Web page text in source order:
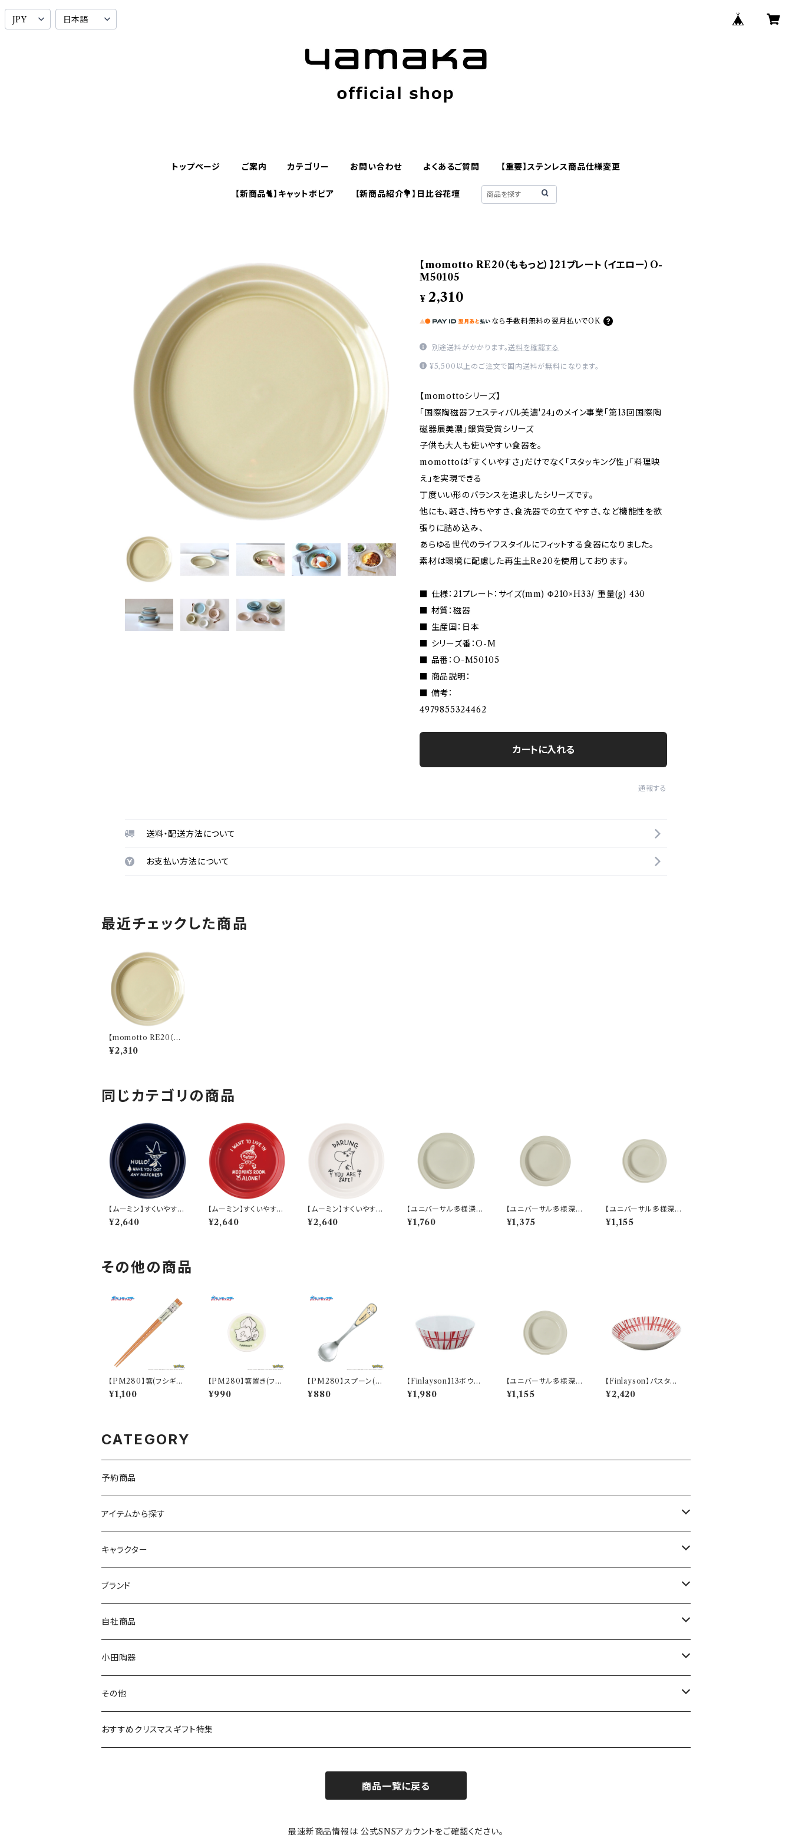
トップページ ご案内 カテゴリー お問い合わせ よくあるご質問 【重要】ステンレス商品仕様変更
【新商品🐈】キャットポピア 【新商品紹介💐】日比谷花壇
【momotto RE20（ももっと）】21プレート（イエロー）O-
M50105
¥ 2,310
なら 手数料無料の 翌月払いでOK
別途送料がかかります。送料を確認する
¥5,500以上のご注文で国内送料が無料になります。
【momottoシリーズ】
「国際陶磁器フェスティバル美濃'24」のメイン事業「第13回国際陶
磁器展美濃」銀賞受賞シリーズ
子供も大人も使いやすい食器を。
momottoは「すくいやすさ」だけでなく「スタッキング性」「料理映
え」を実現できる
丁度いい形のバランスを追求したシリーズです。
他にも、軽さ、持ちやすさ、食洗器での立てやすさ、など機能性を欲
張りに詰め込み、
あらゆる世代のライフスタイルにフィットする食器になりました。
素材は環境に配慮した再生土Re20を使用しております。
■ 仕様：21プレート：サイズ(mm) Φ210×H33/ 重量(g) 430
■ 材質：磁器
■ 生産国：日本
■ シリーズ番：O-M
■ 品番：O-M50105
■ 商品説明：
■ 備考：
4979855324462
カートに入れる
通報する
送料・配送方法について
お支払い方法について
最近チェックした商品
【momotto RE20（も
もっと）】21プレート（イ
エロー）O-M50105
¥2,310
同じカテゴリの商品
【ムーミン】すくいやすい
カレー皿（スナフキン）
【MM9000】MM900
¥2,640
【ムーミン】すくいやすい
カレー皿（リトルミィ）
【MM9000】MM900
¥2,640
【ムーミン】すくいやすい
カレー皿（ムーミン）【M
M9000】MM9001-3
¥2,640
【ユニバーサル多様深
皿】【すくいやすいうつ
わ】21cm ディーププレ
¥1,760
【ユニバーサル多様深
皿】【すくいやすいうつ
わ】19cm ディーププレ
¥1,375
【ユニバーサル多様深
皿】【すくいやすいうつ
わ】16.5cm ディーププ
¥1,155
その他の商品
【PM280】箸(フシギダ
ネ)【Daily Sketch】P
M281-840
¥1,100
【PM280】箸置き(フシ
ギダネ)【Daily Sketc
h】PM281-402
¥990
【PM280】スプーン(ピ
カチュウ)【Daily Sketc
h】PM284-850
¥880
【Finlayson】13ボウル
（レッド）【コロナ】
¥1,980
【ユニバーサル多様深
皿】【すくいやすいうつ
わ】16.5cm ディーププ
¥1,155
【Finlayson】パスタプ
レート（レッド）【コロナ】
¥2,420
CATEGORY
予約商品
アイテムから探す
九谷焼
マグ＆カップ
プレート
ボウル
ガラスウェア
カトラリー
キャラクター
ムーミン
80th記念アイテム
リトルミイの日記念アイテム
MOOMIN ANIMATION
スヌーピー
ピーターラビット
ポケットモンスター
ブランド
LA AMYS(エミーズ)
LISA LARSON(リサラーソン)
LAURA ASHLEY(ローラ アシュレイ)
Finlayson(フィンレイソン)
自社商品
ねこ企画
Cecera(セセラ)
CELEC(セレック)
小田陶器
さざなみ
吉祥
その他
リサイクル食器
おすすめクリスマスギフト特集
商品一覧に戻る
最速新商品情報は 公式SNSアカウントをご確認ください。